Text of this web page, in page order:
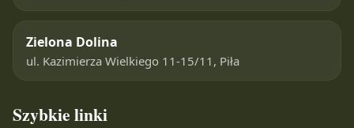
Zielona Dolina
ul. Kazimierza Wielkiego 11-15/11, Piła
Szybkie linki